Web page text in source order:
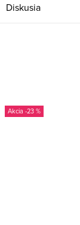
Diskusia
-23 %